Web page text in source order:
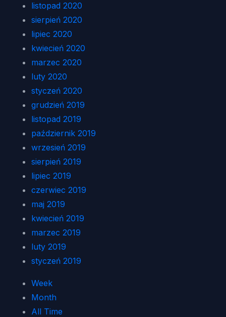
listopad 2020
sierpień 2020
lipiec 2020
kwiecień 2020
marzec 2020
luty 2020
styczeń 2020
grudzień 2019
listopad 2019
październik 2019
wrzesień 2019
sierpień 2019
lipiec 2019
czerwiec 2019
maj 2019
kwiecień 2019
marzec 2019
luty 2019
styczeń 2019
Week
Month
All Time